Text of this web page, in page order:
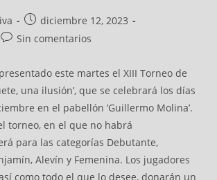
diciembre 12, 2023
Sin comentarios
este martes el XIII Torneo de
una ilusión’, que se celebrará los días
en el pabellón ‘Guillermo Molina’.
torneo, en el que no habrá
para las categorías Debutante,
Alevín y Femenina. Los jugadores
como todo el que lo desee, donarán un